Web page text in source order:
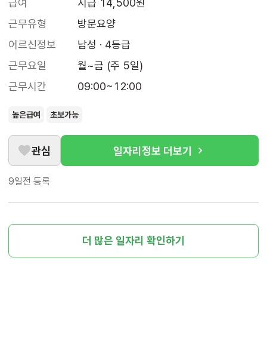
급여
시급 14,500원
근무유형
방문요양
어르신정보
남성 · 4등급
근무요일
월~금 (주 5일)
근무시간
09:00~12:00
높은급여 초보가능
관심 일자리정보 더보기
9일전 등록
더 많은 일자리 확인하기